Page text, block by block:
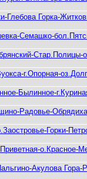
Глебова Горка-
Семашко-
г.Опорная-
Былинное-
Радовье-
Горки-
о.Красное-
Акулова